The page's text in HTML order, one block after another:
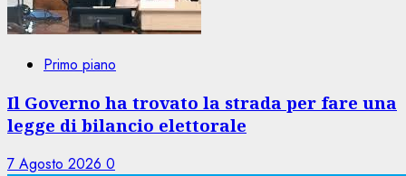
Primo piano
Il Governo ha trovato la strada per fare una
legge di bilancio elettorale
7 Agosto 2026 0